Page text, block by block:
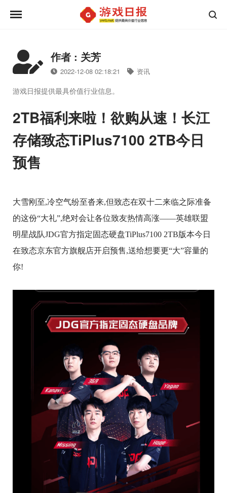
作者 : 关芳
2022-12-08 02:18:21 资讯
游戏日报提供最具价值行业信息。
2TB福利来啦！欲购从速！长江
存储致态TiPlus7100 2TB今日
预售
大雪刚至,冷空气纷至沓来,但致态在双十二来临之际准备
的这份“大礼”,绝对会让各位致友热情高涨——英雄联盟
明星战队JDG官方指定固态硬盘TiPlus7100 2TB版本今日
在致态京东官方旗舰店开启预售,送给想要更“大”容量的
你!